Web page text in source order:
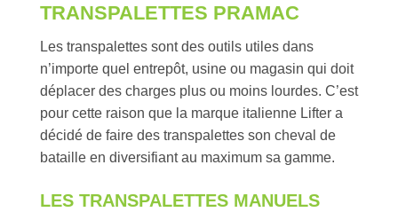
TRANSPALETTES PRAMAC
Les transpalettes sont des outils utiles dans
n’importe quel entrepôt, usine ou magasin qui doit
déplacer des charges plus ou moins lourdes. C’est
pour cette raison que la marque italienne Lifter a
décidé de faire des transpalettes son cheval de
bataille en diversifiant au maximum sa gamme.
LES TRANSPALETTES MANUELS